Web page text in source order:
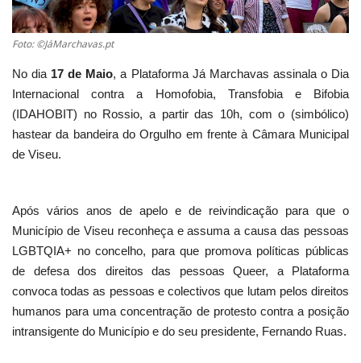
Ficha técnica
Cultura
Lazer
Ambiente
Foto: ©JáMarchavas.pt
No dia 17 de Maio, a Plataforma Já Marchavas assinala o Dia
Internacional contra a Homofobia, Transfobia e Bifobia
(IDAHOBIT) no Rossio, a partir das 10h, com o (simbólico)
hastear da bandeira do Orgulho em frente à Câmara Municipal
de Viseu.
Após vários anos de apelo e de reivindicação para que o
Município de Viseu reconheça e assuma a causa das pessoas
LGBTQIA+ no concelho, para que promova políticas públicas
de defesa dos direitos das pessoas Queer, a Plataforma
convoca todas as pessoas e colectivos que lutam pelos direitos
humanos para uma concentração de protesto contra a posição
intransigente do Município e do seu presidente, Fernando Ruas.